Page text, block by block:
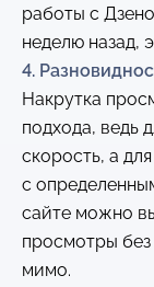
работы с
неделю назад,
4.
Накрутка
подхода, ведь
скорость, а
с
сайте можно
просмотры без
мимо.